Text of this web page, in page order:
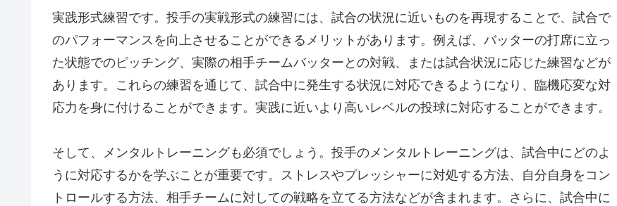
実践形式練習です。投手の実戦形式の練習には、試合の状況に近いものを再現することで、試合で
のパフォーマンスを向上させることができるメリットがあります。例えば、バッターの打席に立っ
た状態でのピッチング、実際の相手チームバッターとの対戦、または試合状況に応じた練習などが
あります。これらの練習を通じて、試合中に発生する状況に対応できるようになり、臨機応変な対
応力を身に付けることができます。実践に近いより高いレベルの投球に対応することができます。
そして、メンタルトレーニングも必須でしょう。投手のメンタルトレーニングは、試合中にどのよ
うに対応するかを学ぶことが重要です。ストレスやプレッシャーに対処する方法、自分自身をコン
トロールする方法、相手チームに対しての戦略を立てる方法などが含まれます。さらに、試合中に